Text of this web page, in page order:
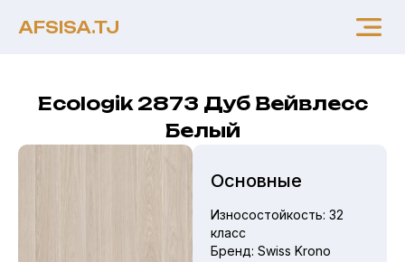
AFSISA.TJ
Ecologik 2873 Дуб Вейвлесс
Белый
Основные
Износостойкость:32
класс
Бренд:Swiss Krono